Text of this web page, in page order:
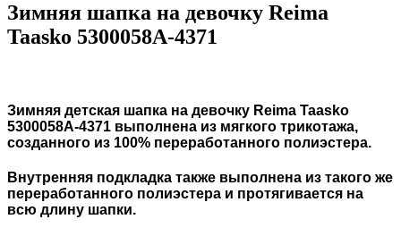
Зимняя шапка на девочку Reima
Taasko 5300058A-4371
Зимняя детская шапка на девочку Reima Taasko
5300058A-4371 выполнена из мягкого трикотажа,
созданного из 100% переработанного полиэстера.
Внутренняя подкладка также выполнена из такого же
переработанного полиэстера и протягивается на
всю длину шапки.